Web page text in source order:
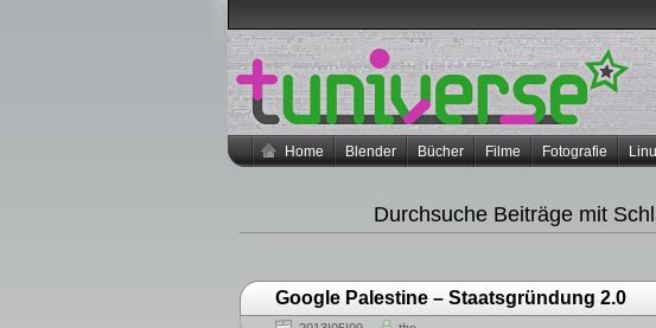
Home Blender Bücher Filme Fotografie
Durchsuche Beiträge mit
Google Palestine – Staatsgründung 2.0